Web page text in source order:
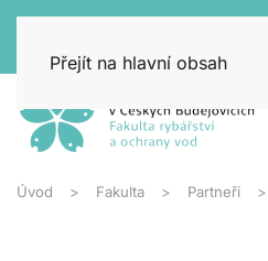
Přejít na hlavní obsah
Úvod Fakulta Partneři